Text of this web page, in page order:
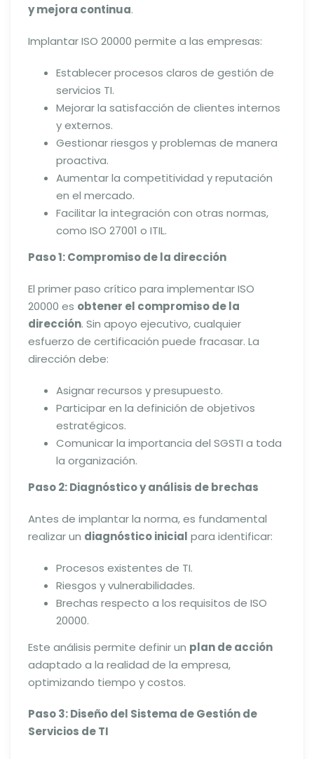
y mejora continua.
Implantar ISO 20000 permite a las empresas:
Establecer procesos claros de gestión de
servicios TI.
Mejorar la satisfacción de clientes internos
y externos.
Gestionar riesgos y problemas de manera
proactiva.
Aumentar la competitividad y reputación
en el mercado.
Facilitar la integración con otras normas,
como ISO 27001 o ITIL.
Paso 1: Compromiso de la dirección
El primer paso crítico para implementar ISO
20000 es obtener el compromiso de la
dirección. Sin apoyo ejecutivo, cualquier
esfuerzo de certificación puede fracasar. La
dirección debe:
Asignar recursos y presupuesto.
Participar en la definición de objetivos
estratégicos.
Comunicar la importancia del SGSTI a toda
la organización.
Paso 2: Diagnóstico y análisis de brechas
Antes de implantar la norma, es fundamental
realizar un diagnóstico inicial para identificar:
Procesos existentes de TI.
Riesgos y vulnerabilidades.
Brechas respecto a los requisitos de ISO
20000.
Este análisis permite definir un plan de acción
adaptado a la realidad de la empresa,
optimizando tiempo y costos.
Paso 3: Diseño del Sistema de Gestión de
Servicios de TI